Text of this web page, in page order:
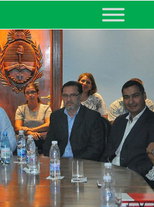
EDUCACIÓN